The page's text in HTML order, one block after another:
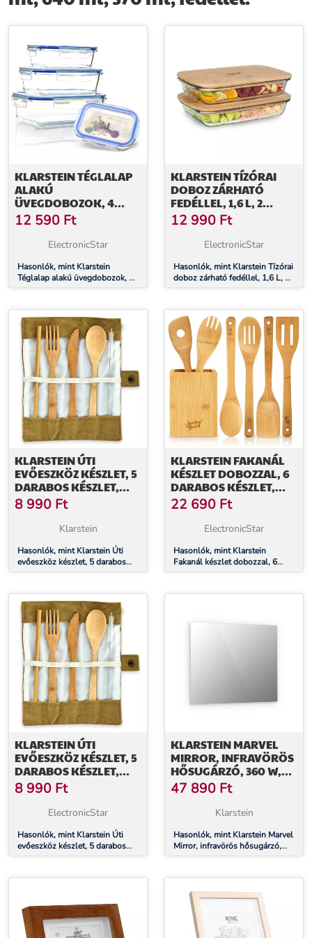
KLARSTEIN TÉGLALAP
ALAKÚ
ÜVEGDOBOZOK, 4
DARABOS KÉSZLET,
1520 ML, 1040 ML, 640
ML, 370 ML, FEDÉLLEL
12 590 Ft
ElectronicStar
Hasonlók, mint Klarstein
Téglalap alakú üvegdobozok, 4
darabos készlet, 1520 ml, 1040
KLARSTEIN TÍZÓRAI
DOBOZ ZÁRHATÓ
FEDÉLLEL, 1,6 L, 2
DARABOS KÉSZLET,
HŐÁLLÓ, ÜVEG,
BAMBUSZ
12 990 Ft
ElectronicStar
Hasonlók, mint Klarstein Tízórai
doboz zárható fedéllel, 1,6 L, 2
darabos készlet, hőálló, üveg,
KLARSTEIN ÚTI
EVŐESZKÖZ KÉSZLET, 5
DARABOS KÉSZLET,
BARNA BORÍTÓBAN,
FELTEKERHETŐ,
BAMBUSZ
8 990 Ft
Klarstein
Hasonlók, mint Klarstein Úti
evőeszköz készlet, 5 darabos
készlet, barna borítóban,
KLARSTEIN FAKANÁL
KÉSZLET DOBOZZAL, 6
DARABOS KÉSZLET,
TARTÓS, KÖNNYŰ,
BAMBUSZ
22 690 Ft
ElectronicStar
Hasonlók, mint Klarstein
Fakanál készlet dobozzal, 6
darabos készlet, tartós, könnyű,
KLARSTEIN ÚTI
EVŐESZKÖZ KÉSZLET, 5
DARABOS KÉSZLET,
BARNA BORÍTÓBAN,
FELTEKERHETŐ,
BAMBUSZ
8 990 Ft
ElectronicStar
Hasonlók, mint Klarstein Úti
evőeszköz készlet, 5 darabos
készlet, barna borítóban,
KLARSTEIN MARVEL
MIRROR, INFRAVÖRÖS
HŐSUGÁRZÓ, 360 W,
HETI IDŐZÍTŐ, IP20,
TÉGLALAP ALAKÚ
47 890 Ft
Klarstein
Hasonlók, mint Klarstein Marvel
Mirror, infravörös hősugárzó,
360 W, heti időzítő, IP20,